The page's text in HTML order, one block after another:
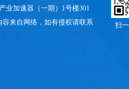
业加速器（一期）1号楼301
来自网络，如有侵权请联系
扫